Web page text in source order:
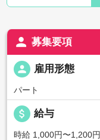
person 募集要項
person 雇用形態
パート
attach_money 給与
時給 1,000円〜1,200円